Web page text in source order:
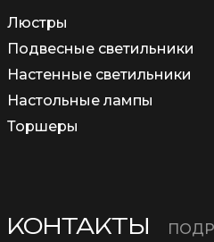
Люстры
Подвесные светильники
Настенные светильники
Настольные лампы
Торшеры
КОНТАКТЫ